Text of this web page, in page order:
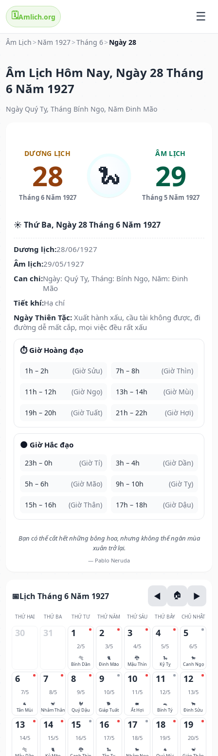
🗓️Amlich.org
Âm Lịch > Năm 1927>Tháng 6> Ngày 28
Âm Lịch Hôm Nay, Ngày 28 Tháng
6 Năm 1927
Ngày Quý Tỵ, Tháng Bính Ngọ, Năm Đinh Mão
DƯƠNG LỊCH
28
Tháng 6 Năm 1927
🐍
ÂM LỊCH
29
Tháng 5 Năm 1927
☀️ Thứ Ba, Ngày 28 Tháng 6 Năm 1927
Dương lịch:28/06/1927
Âm lịch:29/05/1927
Can chi:Ngày: Quý Tỵ, Tháng: Bính Ngọ, Năm: Đinh
Mão
Tiết khí:Hạ chí
Ngày Thiên Tặc: Xuất hành xấu, cầu tài không được, đi
đường dễ mất cắp, mọi việc đều rất xấu
⏱️ Giờ Hoàng đạo
1h – 2h (Giờ Sửu) 7h – 8h (Giờ Thìn)
11h – 12h (Giờ Ngọ) 13h – 14h (Giờ Mùi)
19h – 20h (Giờ Tuất) 21h – 22h (Giờ Hợi)
🌑 Giờ Hắc đạo
23h – 0h (Giờ Tí) 3h – 4h (Giờ Dần)
5h – 6h (Giờ Mão) 9h – 10h (Giờ Tỵ)
15h – 16h (Giờ Thân) 17h – 18h (Giờ Dậu)
Bạn có thể cắt hết những bông hoa, nhưng không thể ngăn mùa
xuân trở lại.
— Pablo Neruda
Lịch Tháng 6 Năm 1927
THỨ HAI THỨ BA THỨ TƯ THỨ NĂM THỨ SÁU THỨ BẢY CHỦ NHẬT
30 31 1
2/5
🐅
Bính Dần
2
3/5
🐈
Đinh Mão
3
4/5
🐉
Mậu Thìn
4
5/5
🐍
Kỷ Tỵ
5
6/5
🐎
Canh Ngọ
6
7/5
🐐
Tân Mùi
7
8/5
🐒
Nhâm Thân
8
9/5
🐓
Quý Dậu
9
10/5
🐕
Giáp Tuất
10
11/5
🐖
Ất Hợi
11
12/5
🐀
Bính Tý
12
13/5
🐂
Đinh Sửu
13
14/5
🐅
14
15/5
🐈
15
16/5
🐉
16
17/5
🐍
17
18/5
🐎
18
19/5
🐐
19
20/5
🐒